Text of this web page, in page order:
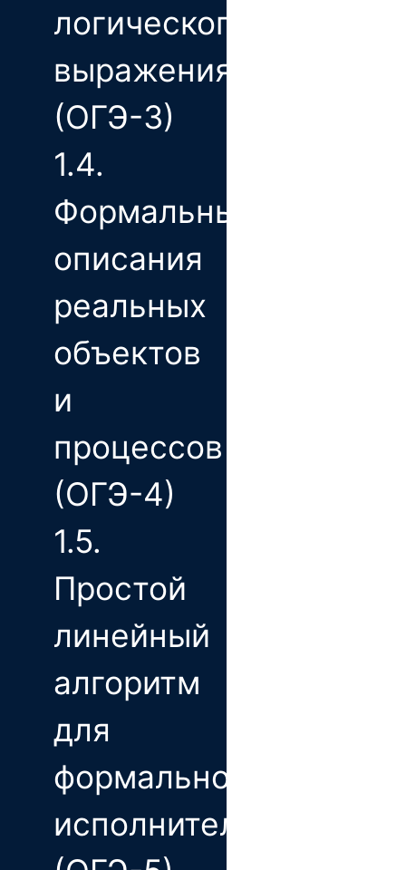
логического
выражения
(ОГЭ-3)
1.4.
Формальные
описания
реальных
объектов
и
процессов
(ОГЭ-4)
1.5.
Простой
линейный
алгоритм
для
формального
исполнителя